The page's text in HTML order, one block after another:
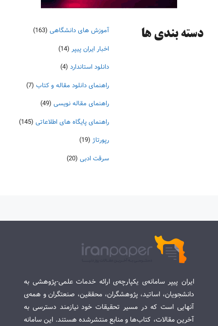
دسته‌ بندی ها آموزش های دانشگاهی (163)
اخبار ایران پیپر (14)
دانلود استاندارد (4)
راهنمای دانلود مقاله و کتاب (7)
راهنمای مقاله نویسی (49)
راهنمای پایگاه های اطلاعاتی (145)
رپورتاژ (19)
سرقت ادبی (20)
ایران پیپر سامانه‌ی یکپارچه‌ی ارائه خدمات علمی-پژوهشی به
دانشجویان، اساتید، پژوهشگران، محققین، صنعتگران و همه‌ی
آنهایی است که در مسیر تحقیقات خود نیازمند دسترسی به
آخرین مقالات، کتاب‌ها و منابع منتشرشده هستند. این سامانه